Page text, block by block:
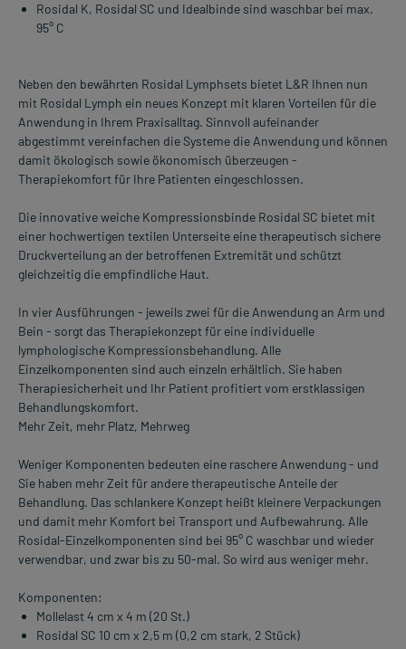
Rosidal K, Rosidal SC und Idealbinde sind waschbar bei max.
95° C
Neben den bewährten Rosidal Lymphsets bietet L&R Ihnen nun
mit Rosidal Lymph ein neues Konzept mit klaren Vorteilen für die
Anwendung in Ihrem Praxisalltag. Sinnvoll aufeinander
abgestimmt vereinfachen die Systeme die Anwendung und können
damit ökologisch sowie ökonomisch überzeugen -
Therapiekomfort für Ihre Patienten eingeschlossen.
Die innovative weiche Kompressionsbinde Rosidal SC bietet mit
einer hochwertigen textilen Unterseite eine therapeutisch sichere
Druckverteilung an der betroffenen Extremität und schützt
gleichzeitig die empfindliche Haut.
In vier Ausführungen - jeweils zwei für die Anwendung an Arm und
Bein - sorgt das Therapiekonzept für eine individuelle
lymphologische Kompressionsbehandlung. Alle
Einzelkomponenten sind auch einzeln erhältlich. Sie haben
Therapiesicherheit und Ihr Patient profitiert vom erstklassigen
Behandlungskomfort.
Mehr Zeit, mehr Platz, Mehrweg
Weniger Komponenten bedeuten eine raschere Anwendung - und
Sie haben mehr Zeit für andere therapeutische Anteile der
Behandlung. Das schlankere Konzept heißt kleinere Verpackungen
und damit mehr Komfort bei Transport und Aufbewahrung. Alle
Rosidal-Einzelkomponenten sind bei 95° C waschbar und wieder
verwendbar, und zwar bis zu 50-mal. So wird aus weniger mehr.
Komponenten:
Mollelast 4 cm x 4 m (20 St.)
Rosidal SC 10 cm x 2,5 m (0,2 cm stark, 2 Stück)